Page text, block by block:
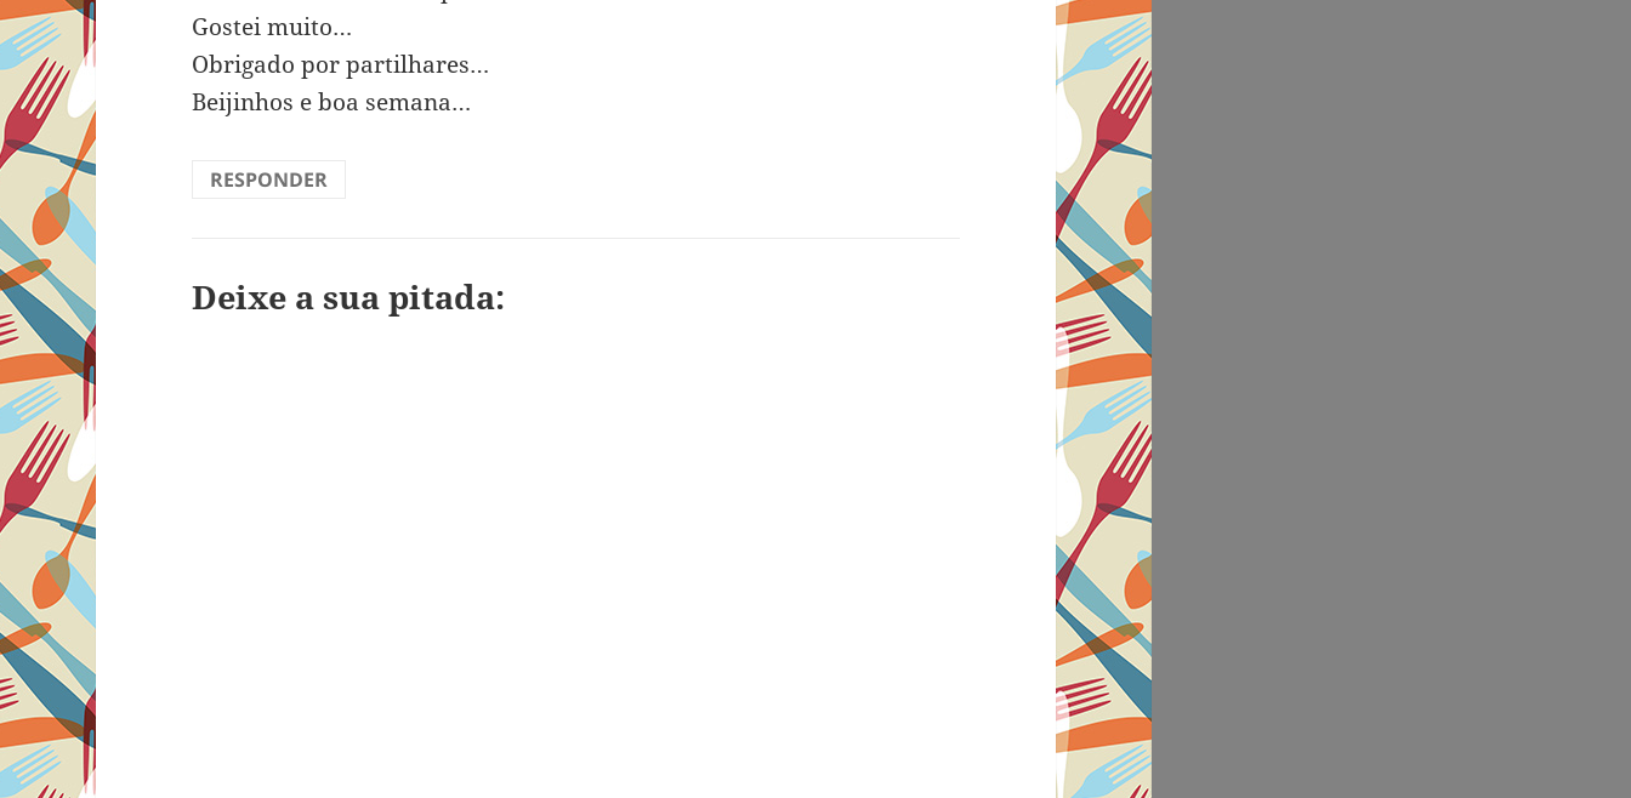
Gostei muito…
Obrigado por partilhares…
Beijinhos e boa semana…
RESPONDER
Deixe a sua pitada: